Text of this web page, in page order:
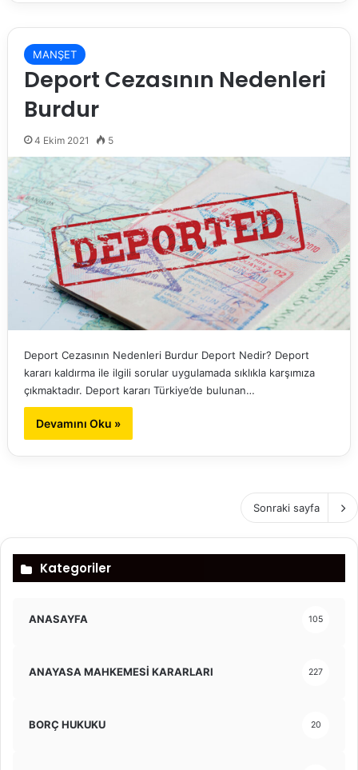
MANŞET
Deport Cezasının Nedenleri
Burdur
4 Ekim 2021 5
Deport Cezasının Nedenleri Burdur Deport Nedir? Deport
kararı kaldırma ile ilgili sorular uygulamada sıklıkla karşımıza
çıkmaktadır. Deport kararı Türkiye’de bulunan…
Devamını Oku »
Sonraki sayfa
Kategoriler
ANASAYFA 105
ANAYASA MAHKEMESİ KARARLARI 227
BORÇ HUKUKU 20